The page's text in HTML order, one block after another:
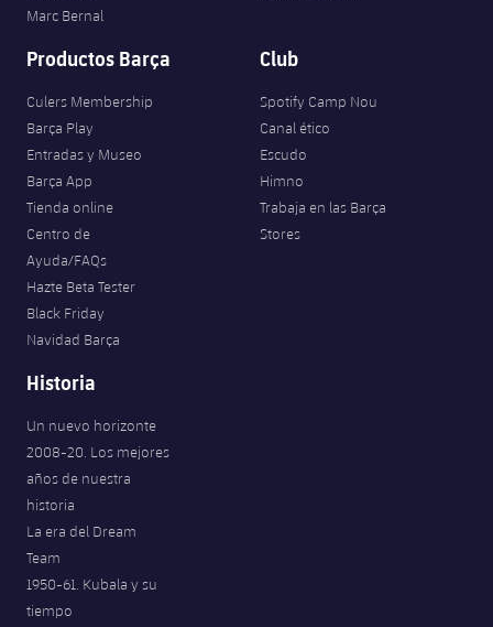
Marc Bernal
Productos Barça
Culers Membership
Barça Play
Entradas y Museo
Barça App
Tienda online
Centro de
Ayuda/FAQs
Hazte Beta Tester
Black Friday
Navidad Barça
Club
Spotify Camp Nou
Canal ético
Escudo
Himno
Trabaja en las Barça
Stores
Historia
Un nuevo horizonte
2008-20. Los mejores
años de nuestra
historia
La era del Dream
Team
1950-61. Kubala y su
tiempo